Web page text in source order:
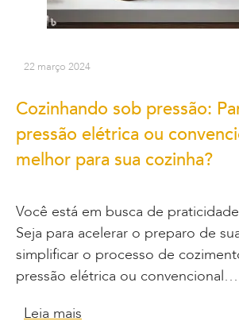
22 março 2024
Cozinhando sob pressão:
pressão elétrica ou
melhor para sua cozinha?
Você está em busca de
Seja para acelerar o preparo de
simplificar o processo de
pressão elétrica ou convencional…
Leia mais